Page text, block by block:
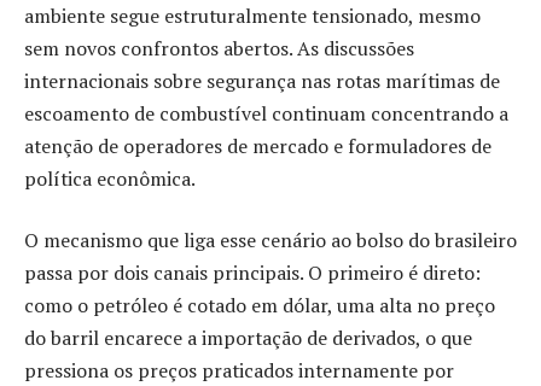
ambiente segue estruturalmente tensionado, mesmo
sem novos confrontos abertos. As discussões
internacionais sobre segurança nas rotas marítimas de
escoamento de combustível continuam concentrando a
atenção de operadores de mercado e formuladores de
política econômica.
O mecanismo que liga esse cenário ao bolso do brasileiro
passa por dois canais principais. O primeiro é direto:
como o petróleo é cotado em dólar, uma alta no preço
do barril encarece a importação de derivados, o que
pressiona os preços praticados internamente por